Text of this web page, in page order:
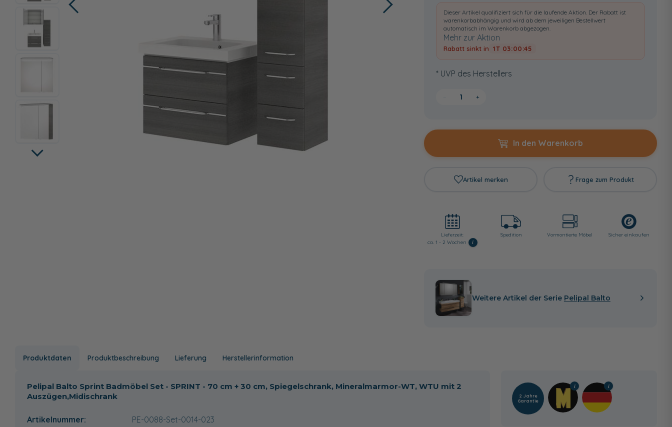
Dieser Artikel qualifiziert sich für die laufende Aktion. Der Rabatt ist
warenkorbabhängig und wird ab dem jeweiligen Bestellwert
automatisch im Warenkorb abgezogen.
Mehr zur Aktion
Rabatt sinkt in 1T 03:00:43
* UVP des Herstellers
+
In den Warenkorb
Artikel merken Frage zum Produkt
Lieferzeit:
ca. 1 - 2 Wochen
i
Spedition Vormontierte Möbel Sicher einkaufen
Weitere Artikel der Serie Pelipal Balto
Produktdaten Produktbeschreibung Lieferung Herstellerinformation
Pelipal Balto Sprint Badmöbel Set - SPRINT - 70 cm + 30 cm, Spiegelschrank, Mineralmarmor-WT, WTU mit 2
Auszügen,Midischrank
Artikelnummer:
PE-0088-Set-0014-023
2 Jahre
Garantie